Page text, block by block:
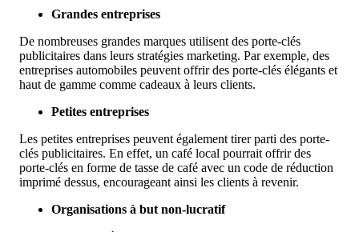
Grandes entreprises
De nombreuses grandes marques utilisent des porte-clés
publicitaires dans leurs stratégies marketing. Par exemple, des
entreprises automobiles peuvent offrir des porte-clés élégants et
haut de gamme comme cadeaux à leurs clients.
Petites entreprises
Les petites entreprises peuvent également tirer parti des porte-
clés publicitaires. En effet, un café local pourrait offrir des
porte-clés en forme de tasse de café avec un code de réduction
imprimé dessus, encourageant ainsi les clients à revenir.
Organisations à but non-lucratif